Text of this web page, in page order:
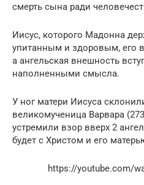
смерть сына ради
Иисус, которого Мадонна
упитанным и здоровым, его
а ангельская внешность
наполненными смысла.
У ног матери Иисуса
великомученица Варвара
устремили взор вверх 2
будет с Христом и его
https://youtube.com/